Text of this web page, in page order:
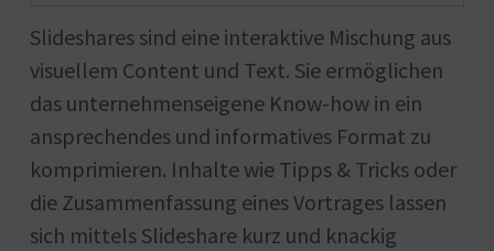
Slideshares sind eine interaktive Mischung aus
visuellem Content und Text. Sie ermöglichen
das unternehmenseigene Know-how in ein
ansprechendes und informatives Format zu
komprimieren. Inhalte wie Tipps & Tricks oder
die Zusammenfassung eines Vortrages lassen
sich mittels Slideshare kurz und knackig